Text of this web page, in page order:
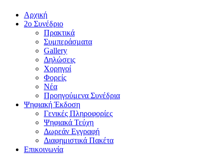
Αρχική
2ο Συνέδριο
Πρακτικά
Συμπεράσματα
Gallery
Δηλώσεις
Χορηγοί
Φορείς
Νέα
Προηγούμενα Συνέδρια
Ψηφιακή Έκδοση
Γενικές Πληροφορίες
Ψηφιακά Τεύχη
Δωρεάν Εγγραφή
Διαφημιστικά Πακέτα
Επικοινωνία